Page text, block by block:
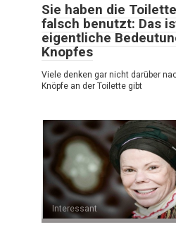
Sie haben die
falsch benutzt: Das
eigentliche
Knopfes
Viele denken gar nicht darüber
Knöpfe an der Toilette gibt
Interessant